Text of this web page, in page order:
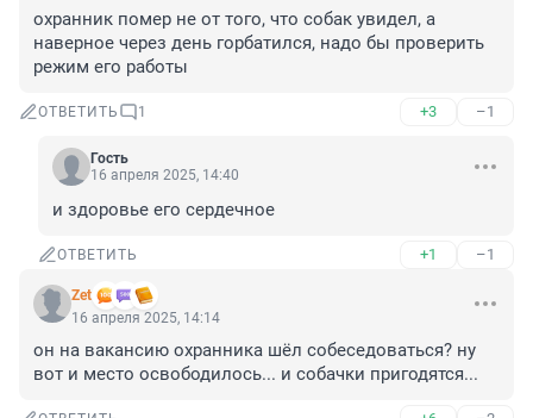
охранник помер не от того, что собак увидел, а
наверное через день горбатился, надо бы проверить
режим его работы
ОТВЕТИТЬ 1 +3 –1
Гость
16 апреля 2025, 14:40
и здоровье его сердечное
ОТВЕТИТЬ +1 –1
Zet
16 апреля 2025, 14:14
он на вакансию охранника шёл собеседоваться? ну
вот и место освободилось... и собачки пригодятся...